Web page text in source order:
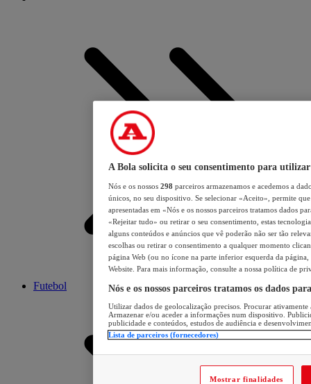
Futebol
A Bola solicita o seu consentimento para utilizar
Nós e os nossos 298 parceiros armazenamos e acedemos a
únicos, no seu dispositivo. Se selecionar «Aceito», permite
apresentadas em «Nós e os nossos parceiros tratamos dados
«Rejeitar tudo» ou retirar o seu consentimento, estas
alguns conteúdos e anúncios que vê poderão não ser tão
escolhas ou retirar o consentimento a qualquer momento
página Web (ou no ícone na parte inferior esquerda da página,
Website. Para mais informação, consulte a nossa política de
Nós e os nossos parceiros tratamos os dados
Utilizar dados de geolocalização precisos. Procurar
Armazenar e/ou aceder a informações num dispositivo.
publicidade e conteúdos, estudos de audiência e
Lista de parceiros (fornecedores)
Mostrar finalidades